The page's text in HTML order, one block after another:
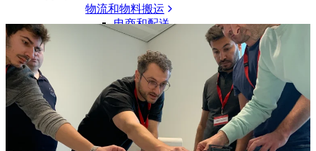
物流和物料搬运
电商和配送
邮政和快递
轮胎和汽车
轮胎
汽车领域
新能源汽车动力电池
工业
行业概览